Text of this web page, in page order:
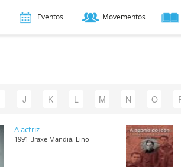
Eventos Movementos
J K L M N O
A actriz
1991 Braxe Mandiá, Lino